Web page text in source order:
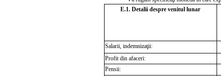
E.1. Detalii despre venitul lunar
Salarii, indemnizaţii:
Profit din afaceri:
Pensii: